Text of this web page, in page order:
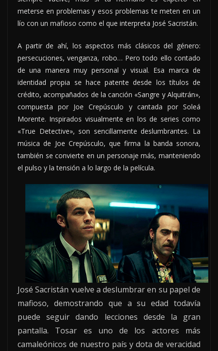
meterse en problemas y esos problemas te meten en un
lío con un mafioso como el que interpreta José Sacristán.
A partir de ahí, los aspectos más clásicos del género:
persecuciones, venganza, robo… Pero todo ello contado
de una manera muy personal y visual. Esa marca de
identidad propia se hace patente desde los títulos de
crédito, acompañados de la canción «Sangre y Alquitrán»,
compuesta por Joe Crepúsculo y cantada por Soleá
Morente. Inspirados visualmente en los de series como
«True Detective», son sencillamente deslumbrantes. La
música de Joe Crepúsculo, que firma la banda sonora,
también se convierte en un personaje más, manteniendo
el pulso y la tensión a lo largo de la película.
José Sacristán vuelve a deslumbrar en su papel de
mafioso, demostrando que a su edad todavía
puede seguir dando lecciones desde la gran
pantalla. Tosar es uno de los actores más
camaleónicos de nuestro país y dota de veracidad